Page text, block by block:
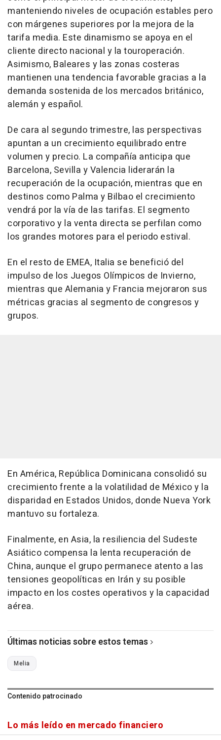
manteniendo niveles de ocupación estables pero
con márgenes superiores por la mejora de la
tarifa media. Este dinamismo se apoya en el
cliente directo nacional y la touroperación.
Asimismo, Baleares y las zonas costeras
mantienen una tendencia favorable gracias a la
demanda sostenida de los mercados británico,
alemán y español.
De cara al segundo trimestre, las perspectivas
apuntan a un crecimiento equilibrado entre
volumen y precio. La compañía anticipa que
Barcelona, Sevilla y Valencia liderarán la
recuperación de la ocupación, mientras que en
destinos como Palma y Bilbao el crecimiento
vendrá por la vía de las tarifas. El segmento
corporativo y la venta directa se perfilan como
los grandes motores para el periodo estival.
En el resto de EMEA, Italia se benefició del
impulso de los Juegos Olímpicos de Invierno,
mientras que Alemania y Francia mejoraron sus
métricas gracias al segmento de congresos y
grupos.
En América, República Dominicana consolidó su
crecimiento frente a la volatilidad de México y la
disparidad en Estados Unidos, donde Nueva York
mantuvo su fortaleza.
Finalmente, en Asia, la resiliencia del Sudeste
Asiático compensa la lenta recuperación de
China, aunque el grupo permanece atento a las
tensiones geopolíticas en Irán y su posible
impacto en los costes operativos y la capacidad
aérea.
Últimas noticias sobre estos temas
Melia
Contenido patrocinado
Lo más leído en mercado financiero